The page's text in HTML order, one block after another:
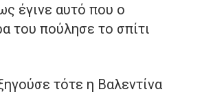
έγινε αυτό που ο
του πούλησε το σπίτι
τότε η Βαλεντίνα